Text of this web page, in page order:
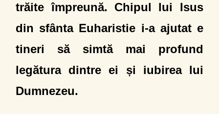
trăite împreună. Chipul lui Isus
din sfânta Euharistie i-a ajutat e
tineri să simtă mai profund
legătura dintre ei și iubirea lui
Dumnezeu.